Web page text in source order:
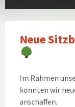
Neue
Im Rahmen
konnten wir
anschaffen.